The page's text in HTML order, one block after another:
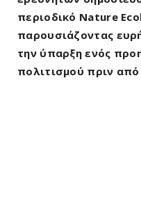
περιοδικό Nature
παρουσιάζοντας
την ύπαρξη ενός
πολιτισμού πριν